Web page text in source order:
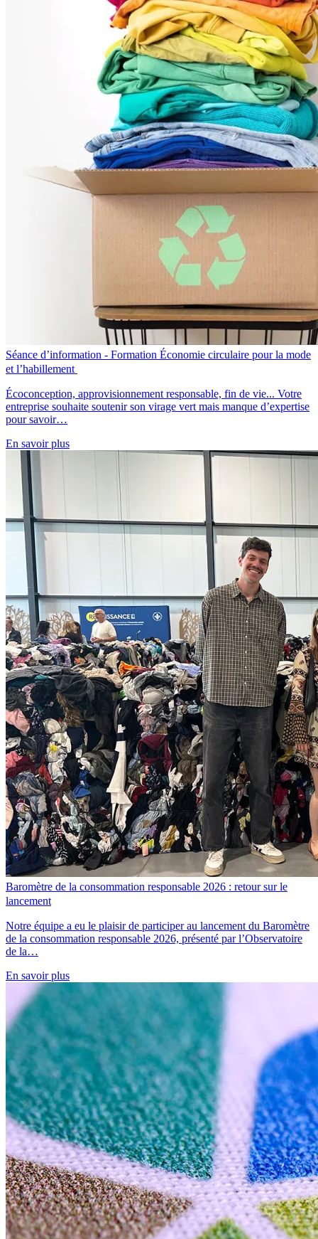
Séance d’information - Formation Économie circulaire pour la mode
et l’habillement
Écoconception, approvisionnement responsable, fin de vie... Votre
entreprise souhaite soutenir son virage vert mais manque d’expertise
pour savoir…
En savoir plus
Baromètre de la consommation responsable 2026 : retour sur le
lancement
Notre équipe a eu le plaisir de participer au lancement du Baromètre
de la consommation responsable 2026, présenté par l’Observatoire
de la…
En savoir plus